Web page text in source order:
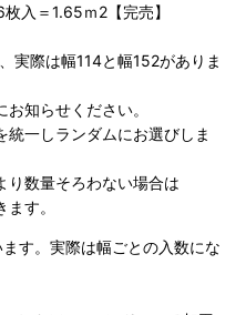
入＝1.65ｍ2【完売】
実際は幅114と幅152がありま
知らせください。
一しランダムにお選びしま
り数量そろわない場合は
す。
す。実際は幅ごとの入数にな